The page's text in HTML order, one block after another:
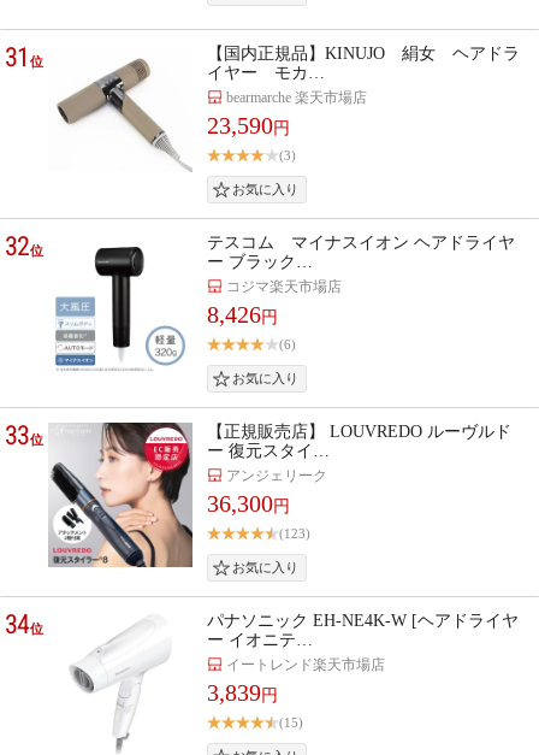
31位
【国内正規品】KINUJO 絹女 ヘアドラ
イヤー モカ…
bearmarche 楽天市場店
23,590円
(3)
32位
テスコム マイナスイオン ヘアドライヤ
ー ブラック…
コジマ楽天市場店
8,426円
(6)
33位
【正規販売店】 LOUVREDO ルーヴルド
ー 復元スタイ…
アンジェリーク
36,300円
(123)
34位
パナソニック EH-NE4K-W [ヘアドライヤ
ー イオニテ…
イートレンド楽天市場店
3,839円
(15)